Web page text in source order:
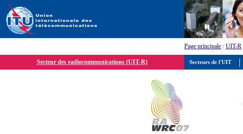
Page principale : UIT-R
Secteur des radiocommunications (UIT-R) Secteurs de l'UIT